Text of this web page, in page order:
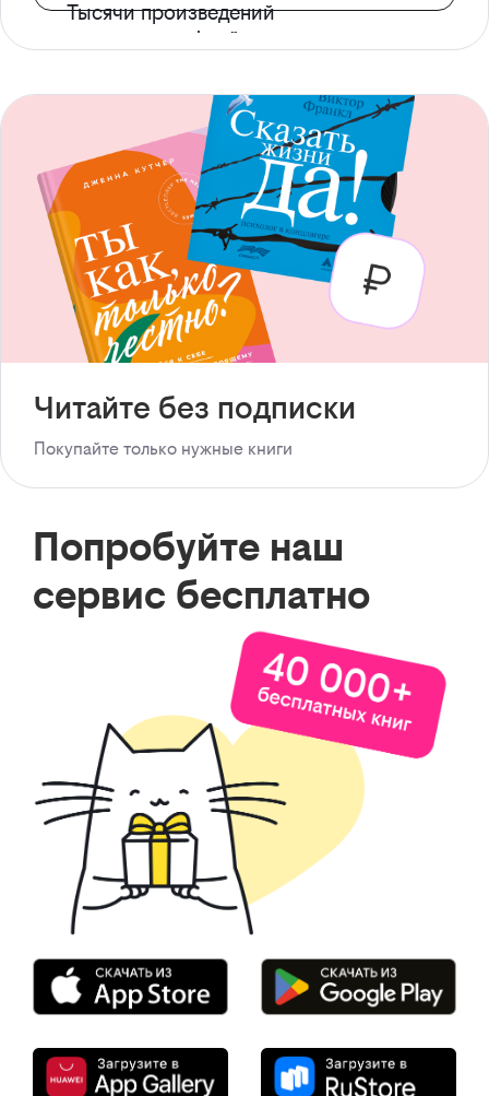
Тысячи произведений
с доступом офлайн
Читайте без подписки
Покупайте только нужные книги
Попробуйте наш
сервис бесплатно